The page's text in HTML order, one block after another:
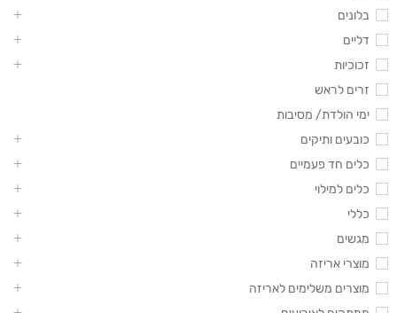
בלונים
דליים
זכוכיות
זרים לראש
ימי הולדת/ מסיבות
כובעים ותיקים
כלים חד פעמיים
כלים למילוי
כללי
מגשים
מוצרי אריזה
מוצרים משלימים לאריזה